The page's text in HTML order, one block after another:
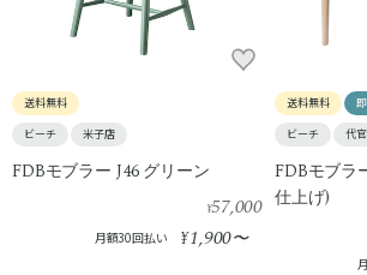
送料無料
ビーチ
米子店
FDBモブラー J46 グリーン
¥57,000
月額30回払い ¥1,900〜
送料無料
ビーチ
代
FDBモブラ
仕上げ)